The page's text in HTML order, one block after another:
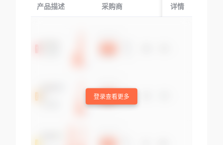
产品描述 采购商 起运国/地区
详情
登录查看更多